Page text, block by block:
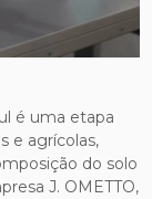
é uma etapa
e agrícolas,
do solo
J. OMETTO,